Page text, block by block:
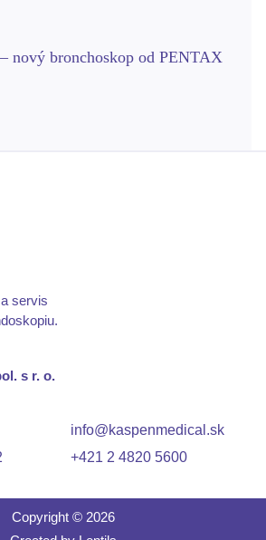
nový bronchoskop od PENTAX
servis
s r. o.
info@kaspenmedical.sk
+421 2 4820 5600
Copyright © 2026